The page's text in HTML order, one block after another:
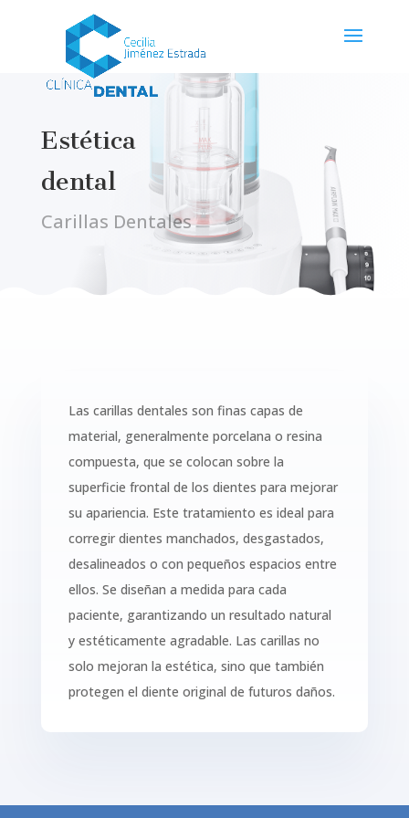
Estética
dental
Carillas Dentales
Las carillas dentales son finas capas de
material, generalmente porcelana o resina
compuesta, que se colocan sobre la
superficie frontal de los dientes para mejorar
su apariencia. Este tratamiento es ideal para
corregir dientes manchados, desgastados,
desalineados o con pequeños espacios entre
ellos. Se diseñan a medida para cada
paciente, garantizando un resultado natural
y estéticamente agradable. Las carillas no
solo mejoran la estética, sino que también
protegen el diente original de futuros daños.